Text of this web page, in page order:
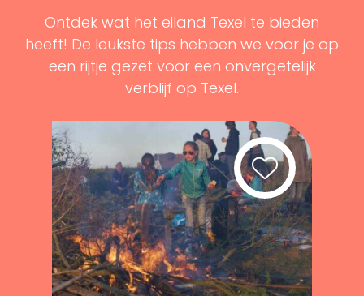
Ontdek wat het eiland Texel te bieden
heeft! De leukste tips hebben we voor je op
een rijtje gezet voor een onvergetelijk
verblijf op Texel.